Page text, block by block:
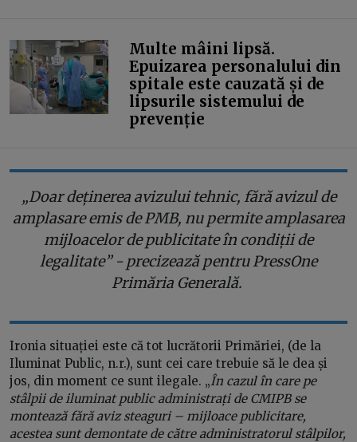
Multe mâini lipsă.
Epuizarea personalului din
spitale este cauzată și de
lipsurile sistemului de
prevenție
„Doar deținerea avizului tehnic, fără avizul de
amplasare emis de PMB, nu permite amplasarea
mijloacelor de publicitate în condiții de
legalitate” - precizează pentru PressOne
Primăria Generală.
Ironia situației este că tot lucrătorii Primăriei, (de la
Iluminat Public, n.r.), sunt cei care trebuie să le dea și
jos, din moment ce sunt ilegale. „În cazul în care pe
stâlpii de iluminat public administrați de CMIPB se
montează fără aviz steaguri – mijloace publicitare,
acestea sunt demontate de către administratorul stâlpilor,